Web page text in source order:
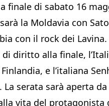
finale di sabato 16
la Moldavia con
con il rock dei
diritto alla finale,
e l’italiana
La serata sarà aperta
vita del protagonista